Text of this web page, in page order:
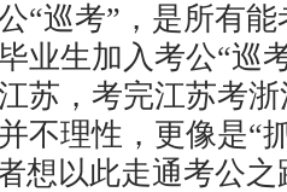
巡考”，是所有能
业生加入考公“巡
苏，考完江苏考
不理性，更像是“
想以此走通考公